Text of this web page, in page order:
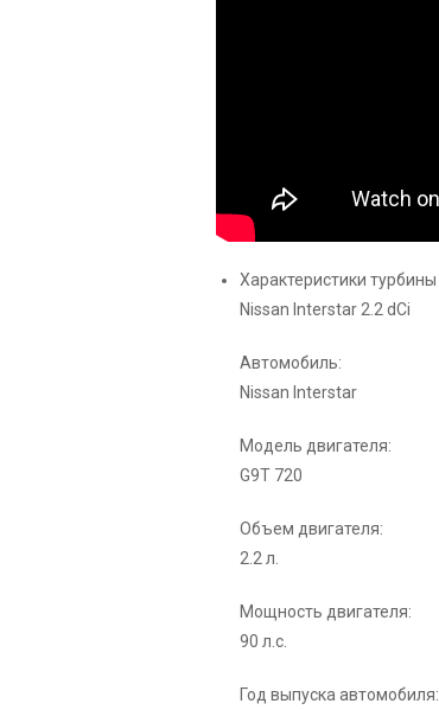
Характеристики турбины
Nissan Interstar 2.2 dCi
Автомобиль:
Nissan Interstar
Модель двигателя:
G9T 720
Объем двигателя:
2.2 л.
Мощность двигателя:
90 л.с.
Год выпуска автомобиля: